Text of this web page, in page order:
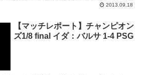
2013.09.18
【マッチレポート】チャンピオン
ズ1/8 final イダ：バルサ 1-4 PSG